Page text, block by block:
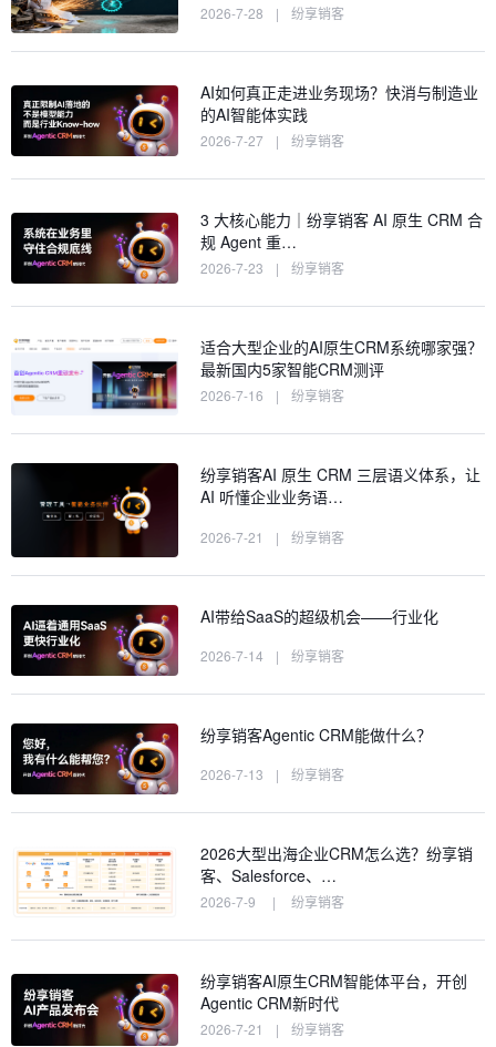
2026-7-28 | 纷享销客
AI如何真正走进业务现场？快消与制造业
的AI智能体实践
2026-7-27 | 纷享销客
3 大核心能力｜纷享销客 AI 原生 CRM 合
规 Agent 重…
2026-7-23 | 纷享销客
适合大型企业的AI原生CRM系统哪家强？
最新国内5家智能CRM测评
2026-7-16 | 纷享销客
纷享销客AI 原生 CRM 三层语义体系，让
AI 听懂企业业务语…
2026-7-21 | 纷享销客
AI带给SaaS的超级机会——行业化
2026-7-14 | 纷享销客
纷享销客Agentic CRM能做什么？
2026-7-13 | 纷享销客
2026大型出海企业CRM怎么选？纷享销
客、Salesforce、…
2026-7-9 | 纷享销客
纷享销客AI原生CRM智能体平台，开创
Agentic CRM新时代
2026-7-21 | 纷享销客